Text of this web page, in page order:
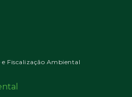
e Fiscalização Ambiental